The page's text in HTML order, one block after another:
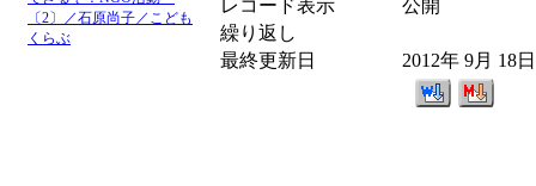
〔2〕／石原尚子／こども
くらぶ
レコード表示
公開
繰り返し
最終更新日
2012年 9月 18